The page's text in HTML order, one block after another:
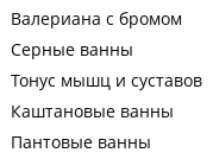
Валериана с бромом
Серные ванны
Тонус мышц и суставов
Каштановые ванны
Пантовые ванны